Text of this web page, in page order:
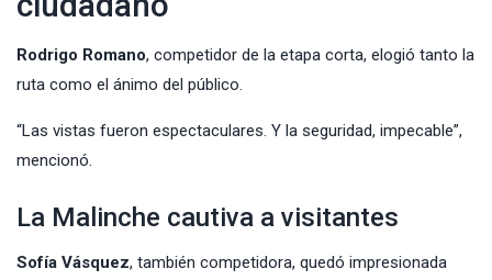
Rodrigo Romano, competidor de la etapa corta, elogió tanto la
ruta como el ánimo del público.
“Las vistas fueron espectaculares. Y la seguridad, impecable”,
mencionó.
La Malinche cautiva a visitantes
Sofía Vásquez, también competidora, quedó impresionada